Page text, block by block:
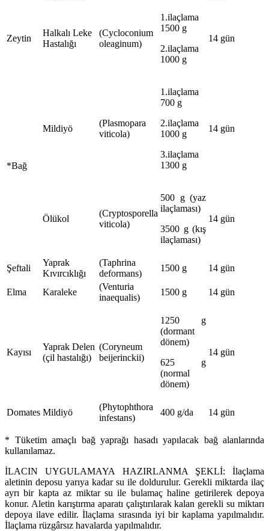
Zeytin
Halkalı Leke
Hastalığı
(Cycloconium
oleaginum)
1.ilaçlama
1500 g
2.ilaçlama
1000 g
14 gün
*Bağ
Mildiyö
(Plasmopara
viticola)
1.ilaçlama
700 g
2.ilaçlama
1000 g
3.ilaçlama
1300 g
14 gün
Ölükol
(Cryptosporella
viticola)
500 g (yaz
ilaçlaması)
3500 g (kış
ilaçlaması)
14 gün
Şeftali
Yaprak
Kıvırcıklığı
(Taphrina
deformans)
1500 g 14 gün
Elma Karaleke
(Venturia
inaequalis)
1500 g 14 gün
Kayısı
Yaprak Delen
(çil hastalığı)
(Coryneum
beijerinckii)
1250 g
(dormant
dönem)
625 g
(normal
dönem)
14 gün
Domates Mildiyö
(Phytophthora
infestans)
400 g/da 14 gün
* Tüketim amaçlı bağ yaprağı hasadı yapılacak bağ alanlarında
kullanılamaz.
İLACIN UYGULAMAYA HAZIRLANMA ŞEKLİ: İlaçlama
aletinin deposu yarıya kadar su ile doldurulur. Gerekli miktarda ilaç
ayrı bir kapta az miktar su ile bulamaç haline getirilerek depoya
konur. Aletin karıştırma aparatı çalıştırılarak kalan gerekli su miktarı
depoya ilave edilir. İlaçlama sırasında iyi bir kaplama yapılmalıdır.
İlaçlama rüzgârsız havalarda yapılmalıdır.